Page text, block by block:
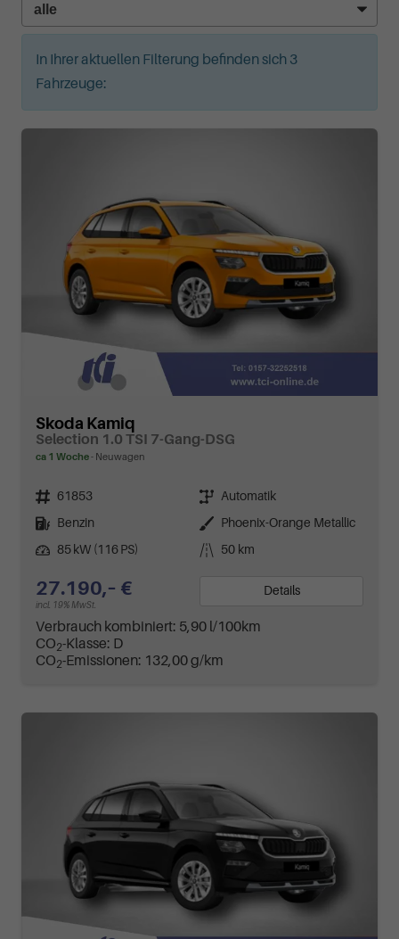
In Ihrer aktuellen Filterung befinden sich 3
Fahrzeuge:
Skoda Kamiq
Selection 1.0 TSI 7-Gang-DSG
ca 1 Woche Neuwagen
Fahrzeugnr. 61853 Getriebe Automatik
Kraftstoff
Benzin Außenfarbe
Phoenix-Orange Metallic
Leistung 85 kW (116 PS) Kilometerstand 50 km
27.190,– €
incl. 19% MwSt.
Details
Verbrauch kombiniert: 5,90 l/100km
CO2-Klasse: D
CO2-Emissionen: 132,00 g/km